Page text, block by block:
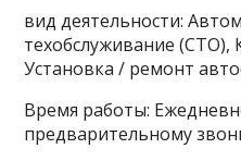
вид деятельности:
техобслуживание (СТО),
Установка / ремонт
Время работы:
предварительному